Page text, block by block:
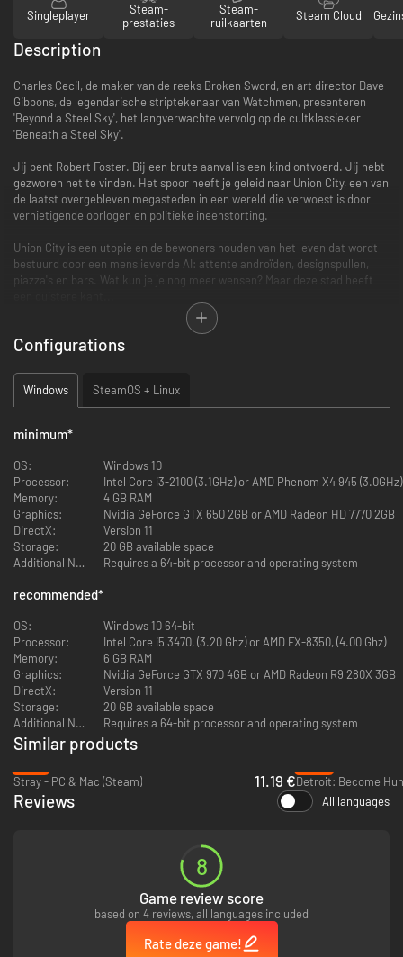
Singleplayer
Steam-
prestaties
Steam-
ruilkaarten
Steam Cloud
Description
Charles Cecil, de maker van de reeks Broken Sword, en art director Dave
Gibbons, de legendarische striptekenaar van Watchmen, presenteren
'Beyond a Steel Sky', het langverwachte vervolg op de cultklassieker
'Beneath a Steel Sky'.
Jij bent Robert Foster. Bij een brute aanval is een kind ontvoerd. Jij hebt
gezworen het te vinden. Het spoor heeft je geleid naar Union City, een van
de laatst overgebleven megasteden in een wereld die verwoest is door
vernietigende oorlogen en politieke ineenstorting.
Union City is een utopie en de bewoners houden van het leven dat wordt
bestuurd door een menslievende AI: attente androïden, designspullen,
piazza's en bars. Wat kun je je nog meer wensen? Maar deze stad heeft
'Beyond a Steel Sky' is een dramatische, humoristische cyberpunkthriller
waarin boeiende puzzels een snelle verhaallijn sturen die zich afspeelt in
de acties van de speler.
Kenmerken
De wereld
bevolkt door eigenzinnige personages gedreven door motivaties die de
speler kan verstoren. In combinatie met een unieke hackingtool roepen
de acties van de speler talloze puzzels op.
Het verhaal
Ontrafel duistere complotten en versla een gruwelijke tegenstander in
deze dramatische, humoristische cyberpunkthriller waarin hedendaagse
thema's aan de orde komen: sociale controle, kunstmatige intelligentie
en totale bewaking.
Configurations
Windows SteamOS + Linux
minimum*
OS:
Windows 10
Processor:
Intel Core i3-2100 (3.1GHz) or AMD Phenom X4 945 (3.0GHz)
Memory:
4 GB RAM
Graphics:
Nvidia GeForce GTX 650 2GB or AMD Radeon HD 7770 2GB
DirectX:
Version 11
Storage:
20 GB available space
Additional Notes:
Requires a 64-bit processor and operating system
recommended*
OS:
Windows 10 64-bit
Processor:
Intel Core i5 3470, (3.20 Ghz) or AMD FX-8350, (4.00 Ghz)
Memory:
6 GB RAM
Graphics:
Nvidia GeForce GTX 970 4GB or AMD Radeon R9 280X 3GB
DirectX:
Version 11
Storage:
20 GB available space
Additional Notes:
Requires a 64-bit processor and operating system
Similar products
Stray - PC & Mac (Steam)
11.19 €Detroit: Become
Reviews All languages
8
Game review score
based on 4 reviews, all languages included
Rate deze game!